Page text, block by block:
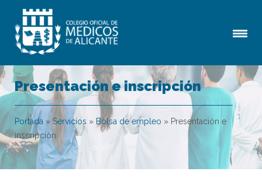
Presentación e inscripción
Portada » Servicios » Bolsa de empleo » Presentación e
inscripción